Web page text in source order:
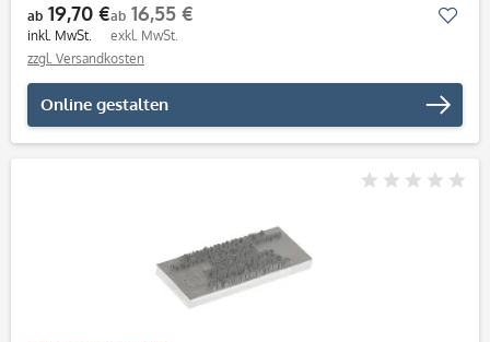
ab 19,70 €
inkl. MwSt.
ab 16,55 €
exkl. MwSt.
zzgl. Versandkosten
Online gestalten